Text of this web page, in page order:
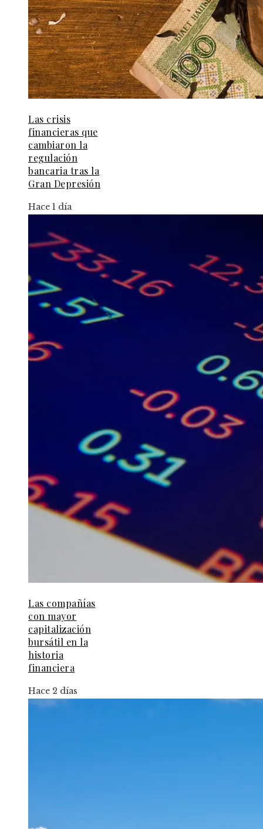
Las crisis
financieras que
cambiaron la
regulación
bancaria tras la
Gran Depresión
Hace 1 día
Las compañías
con mayor
capitalización
bursátil en la
historia
financiera
Hace 2 días